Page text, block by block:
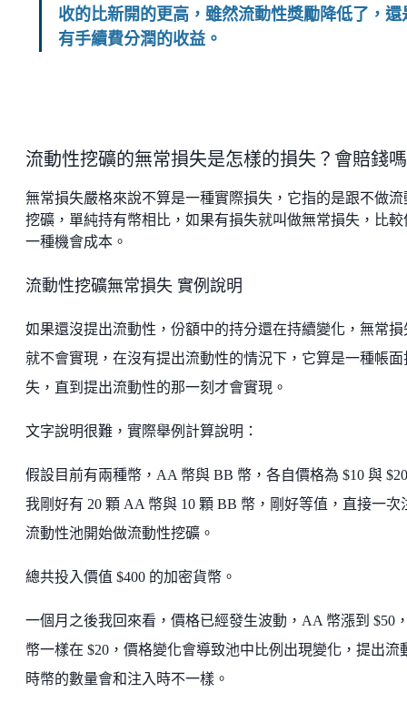
收的比新開的更高，雖然流動性獎勵降低了，還
有手續費分潤的收益。
流動性挖礦的無常損失是怎樣的損失？會賠錢
無常損失嚴格來說不算是一種實際損失，它指的是跟不做流
挖礦，單純持有幣相比，如果有損失就叫做無常損失，比較
一種機會成本。
流動性挖礦無常損失 實例說明
如果還沒提出流動性，份額中的持分還在持續變化，無常損
就不會實現，在沒有提出流動性的情況下，它算是一種帳面
失，直到提出流動性的那一刻才會實現。
文字說明很難，實際舉例計算說明：
假設目前有兩種幣，AA 幣與 BB 幣，各自價格為 $10 與
我剛好有 20 顆 AA 幣與 10 顆 BB 幣，剛好等值，直接一次
流動性池開始做流動性挖礦。
總共投入價值 $400 的加密貨幣。
一個月之後我回來看，價格已經發生波動，AA 幣漲到 $50
幣一樣在 $20，價格變化會導致池中比例出現變化，提出流
時幣的數量會和注入時不一樣。